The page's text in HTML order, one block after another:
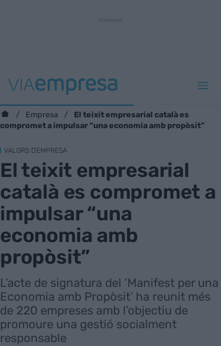
Empresa
El teixit empresarial català es
compromet a impulsar “una economia amb propòsit”
VALORS D'EMPRESA
El teixit empresarial
català es compromet a
impulsar “una
economia amb
propòsit”
L’acte de signatura del ‘Manifest per una
Economia amb Propòsit’ ha reunit més
de 220 empreses amb l’objectiu de
promoure una gestió socialment
responsable